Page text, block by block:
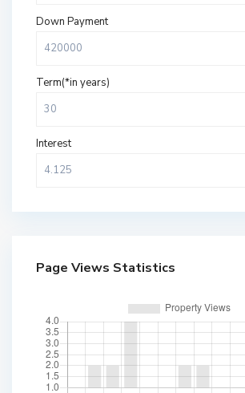
Down Payment
Term(*in years)
Interest
Page Views Statistics